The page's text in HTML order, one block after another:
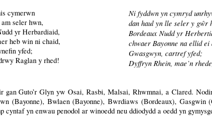
cymerwn
seler hwn,
yr Herbardiaid,
heb win ni chaid,
yfed;
Raglan y rhed!
Ni fyddwn yn cymryd
dan haul yn lle seler y gŵr
Bordeaux Nudd yr
chwaer Bayonne na ellid ei
Gwasgwyn, cartref yfed;
Dyffryn Rhein, mae’n
gan Guto’r Glyn yw Osai, Rasbi, Malsai, Rhwmnai, a Clared.
(Bayonne), Bwlaen (Bayonne), Bwrdiaws (Bordeaux), Gasgwin
cyntaf yn enwau penodol ar winoedd neu ddiodydd a oedd yn